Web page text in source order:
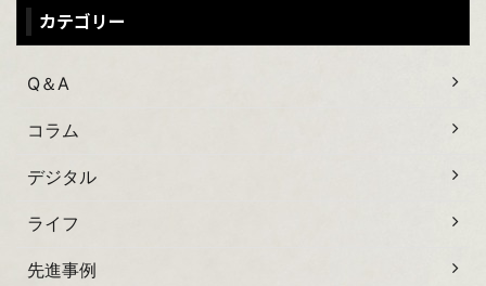
カテゴリー
Q＆A
コラム
デジタル
ライフ
先進事例